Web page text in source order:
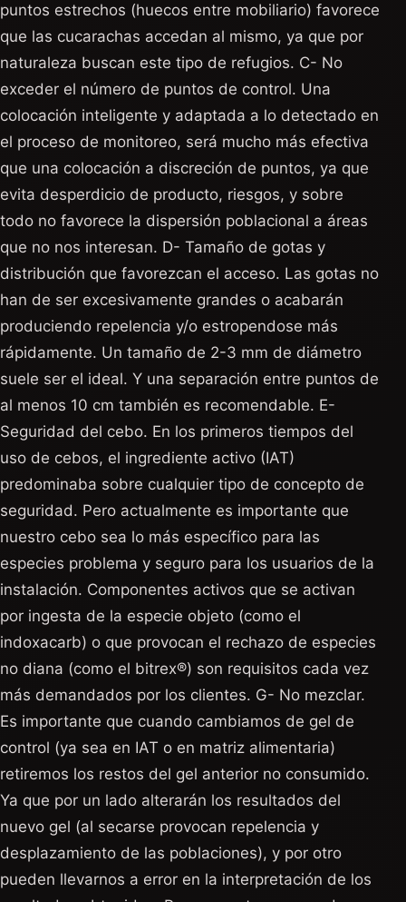
puntos estrechos (huecos entre mobiliario) favorece
que las cucarachas accedan al mismo, ya que por
naturaleza buscan este tipo de refugios. C- No
exceder el número de puntos de control. Una
colocación inteligente y adaptada a lo detectado en
el proceso de monitoreo, será mucho más efectiva
que una colocación a discreción de puntos, ya que
evita desperdicio de producto, riesgos, y sobre
todo no favorece la dispersión poblacional a áreas
que no nos interesan. D- Tamaño de gotas y
distribución que favorezcan el acceso. Las gotas no
han de ser excesivamente grandes o acabarán
produciendo repelencia y/o estropendose más
rápidamente. Un tamaño de 2-3 mm de diámetro
suele ser el ideal. Y una separación entre puntos de
al menos 10 cm también es recomendable. E-
Seguridad del cebo. En los primeros tiempos del
uso de cebos, el ingrediente activo (IAT)
predominaba sobre cualquier tipo de concepto de
seguridad. Pero actualmente es importante que
nuestro cebo sea lo más específico para las
especies problema y seguro para los usuarios de la
instalación. Componentes activos que se activan
por ingesta de la especie objeto (como el
indoxacarb) o que provocan el rechazo de especies
no diana (como el bitrex®) son requisitos cada vez
más demandados por los clientes. G- No mezclar.
Es importante que cuando cambiamos de gel de
control (ya sea en IAT o en matriz alimentaria)
retiremos los restos del gel anterior no consumido.
Ya que por un lado alterarán los resultados del
nuevo gel (al secarse provocan repelencia y
desplazamiento de las poblaciones), y por otro
pueden llevarnos a error en la interpretación de los